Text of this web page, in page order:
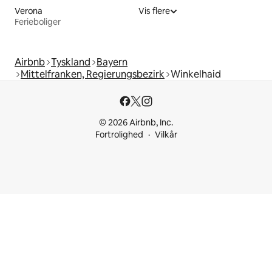
Verona
Ferieboliger
Vis flere
Airbnb Tyskland Bayern
Mittelfranken, Regierungsbezirk Winkelhaid
© 2026 Airbnb, Inc.
Fortrolighed
Vilkår